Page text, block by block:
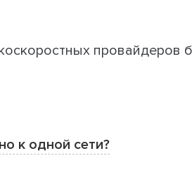
провайдеров
к одной сети?